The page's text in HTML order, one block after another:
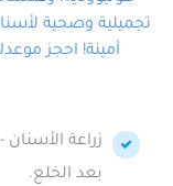
تجميلية وصحية
أمينة! احجز
زراعة
بعد الخلع.